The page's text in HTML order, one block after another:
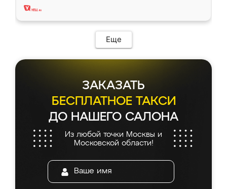
Еще
ЗАКАЗАТЬ
БЕСПЛАТНОЕ ТАКСИ
ДО НАШЕГО САЛОНА
Из любой точки Москвы и
Московской области!